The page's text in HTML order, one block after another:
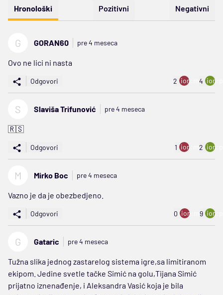
Hronološki Pozitivni Negativni
G GORAN60 pre 4 meseca
Ovo ne lici ni nasta
Odgovori 2 ion:minus
4
S Slaviša Trifunović pre 4 meseca
🇷🇸
Odgovori 1 ion:minus
2
M Mirko Boc pre 4 meseca
Vazno je da je obezbedjeno.
Odgovori 0 ion:minus
9
G Gataric pre 4 meseca
Tužna slika jednog zastarelog sistema igre,sa limitiranom
ekipom. Jedine svetle tačke Simić na golu,Tijana Simić
prijatno iznenađenje, i Aleksandra Vasić koja je bila